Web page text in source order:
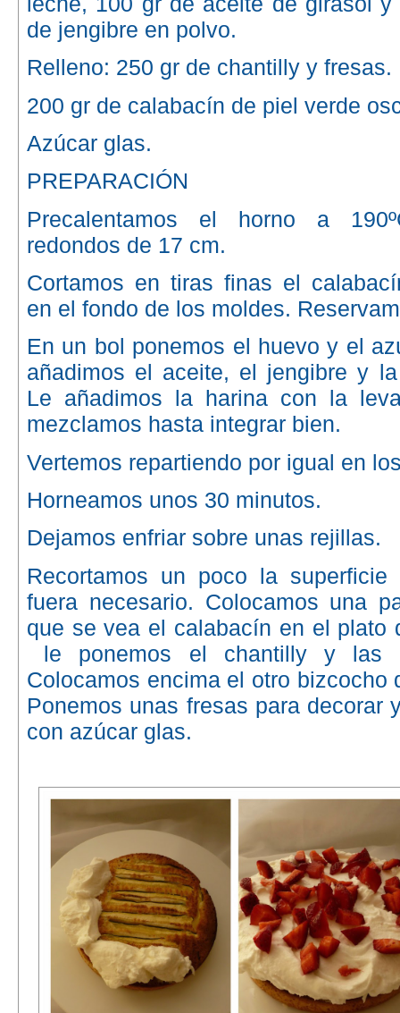
de jengibre en polvo.
Relleno: 250 gr de chantilly y fresas.
200 gr de calabacín de piel verde
Azúcar glas.
PREPARACIÓN
Precalentamos el horno a
redondos de 17 cm.
Cortamos en tiras finas el
en el fondo de los moldes.
En un bol ponemos el huevo y el
añadimos el aceite, el jengibre y
Le añadimos la harina con la
mezclamos hasta integrar bien.
Vertemos repartiendo por igual en
Horneamos unos 30 minutos.
Dejamos enfriar sobre unas rejillas.
Recortamos un poco la
fuera necesario. Colocamos una
que se vea el calabacín en el plato
le ponemos el chantilly y las
Colocamos encima el otro bizcocho
Ponemos unas fresas para decorar
con azúcar glas.